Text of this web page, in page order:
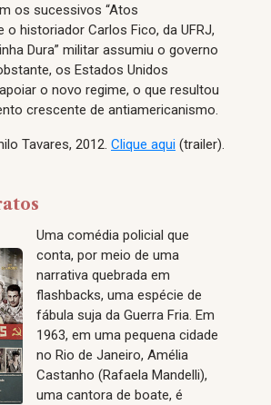
os sucessivos “Atos
o historiador Carlos Fico, da UFRJ,
Dura” militar assumiu o governo
os Estados Unidos
o novo regime, o que resultou
crescente de antiamericanismo.
Tavares, 2012. Clique aqui (trailer).
Uma comédia policial que
conta, por meio de uma
narrativa quebrada em
flashbacks, uma espécie de
fábula suja da Guerra Fria. Em
1963, em uma pequena cidade
no Rio de Janeiro, Amélia
Castanho (Rafaela Mandelli),
uma cantora de boate, é